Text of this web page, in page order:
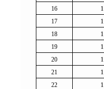
16
17
18
19
20
21
22